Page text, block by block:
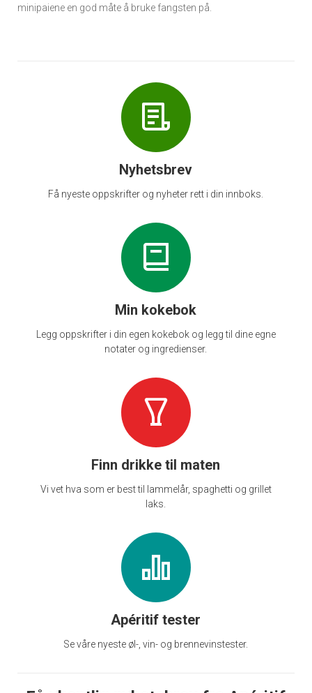
minipaiene en god måte å bruke fangsten på.
Nyhetsbrev
Få nyeste oppskrifter og nyheter rett i din innboks.
Min kokebok
Legg oppskrifter i din egen kokebok og legg til dine egne
notater og ingredienser.
Finn drikke til maten
Vi vet hva som er best til lammelår, spaghetti og grillet
laks.
Apéritif tester
Se våre nyeste øl-, vin- og brennevinstester.